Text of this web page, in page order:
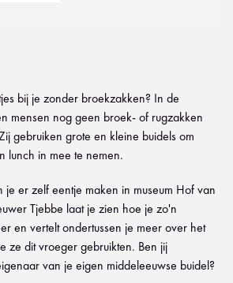
bij je zonder broekzakken? In de
mensen nog geen broek- of rugzakken
gebruiken grote en kleine buidels om
lunch in mee te nemen.
je er zelf eentje maken in museum Hof van
Tjebbe laat je zien hoe je zo'n
en vertelt ondertussen je meer over het
ze dit vroeger gebruikten. Ben jij
van je eigen middeleeuwse buidel?